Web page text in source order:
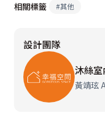
相關標籤
#其他
設計團隊
沐絲
黃靖玹